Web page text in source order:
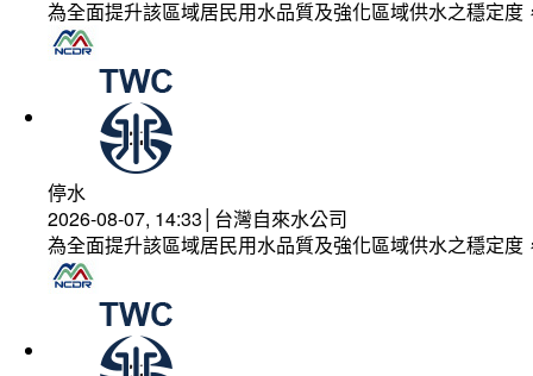
為全面提升該區域居民用水品質及強化區域供水之穩定
停水
2026-08-07, 14:33│台灣自來水公司
為全面提升該區域居民用水品質及強化區域供水之穩定